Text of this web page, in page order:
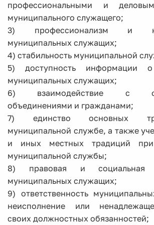
профессиональными и
муниципального служащего;
3) профессионализм и
муниципальных служащих;
4) стабильность муниципальной
5) доступность информации о
муниципальных служащих;
6) взаимодействие с
объединениями и гражданами;
7) единство основных
муниципальной службе, а также
и иных местных традиций
муниципальной службы;
8) правовая и социальная
муниципальных служащих;
9) ответственность
неисполнение или
своих должностных обязанностей;